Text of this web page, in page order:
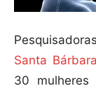
Santa
30